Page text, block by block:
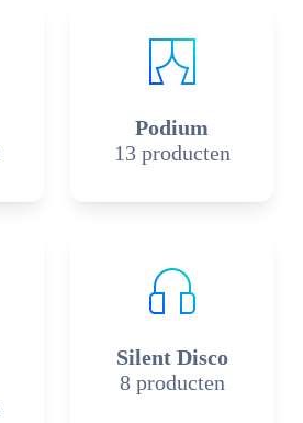
Podium
13 producten
Silent Disco
8 producten